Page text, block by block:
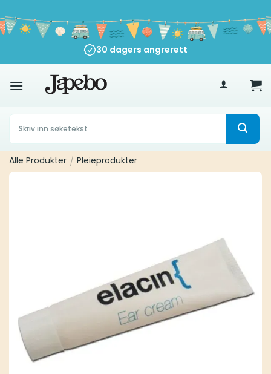
to
content
500
30 dagers angrerett
Søk
etter:
Alle Produkter / Pleieprodukter